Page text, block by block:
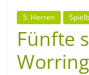
5. Herren
Fünfte